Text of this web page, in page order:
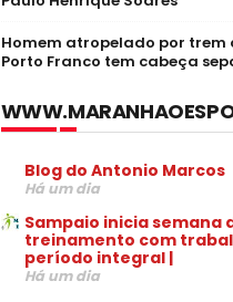
Homem atropelado por trem
Porto Franco tem cabeça
Blog do Antonio Marcos
Há um dia
Sampaio inicia semana
treinamento com
período integral |
Há um dia